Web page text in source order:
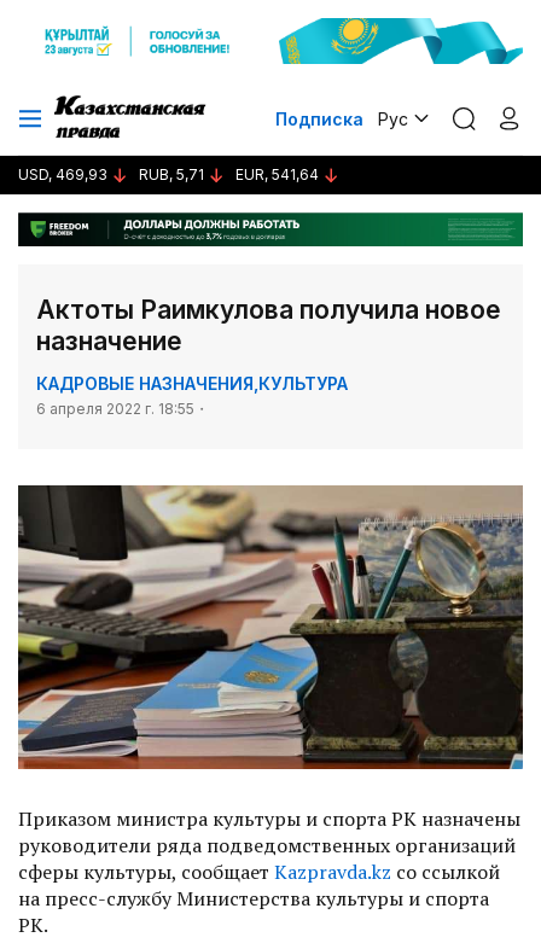
Подписка Рус
USD, 469,93 RUB, 5,71 EUR, 541,64
Актоты Раимкулова получила новое
назначение
КАДРОВЫЕ НАЗНАЧЕНИЯ КУЛЬТУРА
6 апреля 2022 г. 18:55
Приказом министра культуры и спорта РК назначены
руководители ряда подведомственных организаций
сферы культуры, сообщает Kazpravda.kz со ссылкой
на пресс-службу Министерства культуры и спорта
РК.